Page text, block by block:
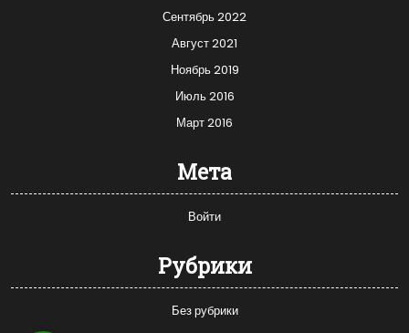
Сентябрь 2022
Август 2021
Ноябрь 2019
Июль 2016
Март 2016
Мета
Войти
Рубрики
Без рубрики